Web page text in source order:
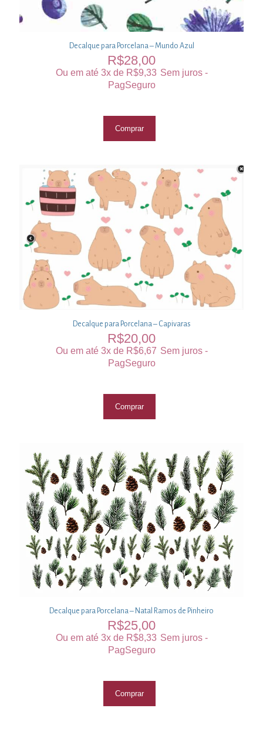
Decalque para Porcelana – Mundo Azul
R$28,00
Ou em até 3x de R$9,33 Sem juros -
PagSeguro
Comprar
Decalque para Porcelana – Capivaras
R$20,00
Ou em até 3x de R$6,67 Sem juros -
PagSeguro
Comprar
Decalque para Porcelana – Natal Ramos de Pinheiro
R$25,00
Ou em até 3x de R$8,33 Sem juros -
PagSeguro
Comprar